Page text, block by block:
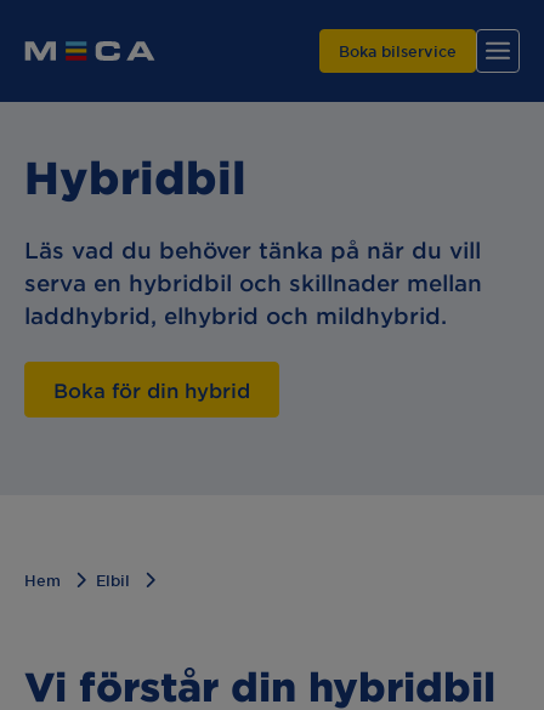
Hitta din verkstad
Våra tjänster
Varför MECA?
Boka bilservice
Hybridbil
Läs vad du behöver tänka på när du vill
serva en hybridbil och skillnader mellan
laddhybrid, elhybrid och mildhybrid.
Boka för din hybrid
Hem Elbil
Vi förstår din hybridbil